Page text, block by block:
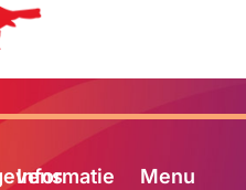
Informatie Menu